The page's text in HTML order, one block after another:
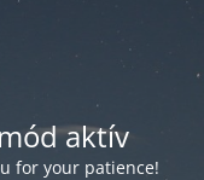
aktív
for your patience!